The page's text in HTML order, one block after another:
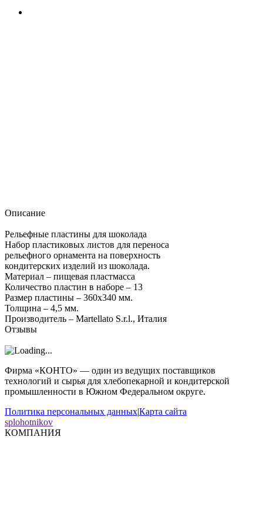
Описание
Рельефные пластины для шоколада
Набор пластиковых листов для переноса
рельефного орнамента на поверхность
кондитерских изделий из шоколада.
Материал – пищевая пластмасса
Количество пластин в наборе – 13
Размер пластины – 360x340 мм.
Толщина – 4,5 мм.
Производитель – Martellato S.r.l., Италия
Отзывы
Фирма «КОНТО» — один из ведущих поставщиков
технологий и сырья для хлебопекарной и кондитерской
промышленности в Южном Федеральном округе.
Политика персональных данных|Карта сайта
splohotnikov
КОМПАНИЯ